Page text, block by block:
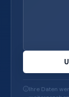
Ihre Daten